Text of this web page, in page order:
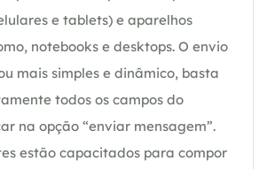
e tablets) e aparelhos
notebooks e desktops. O envio
mais simples e dinâmico, basta
todos os campos do
na opção “enviar mensagem”.
estão capacitados para compor